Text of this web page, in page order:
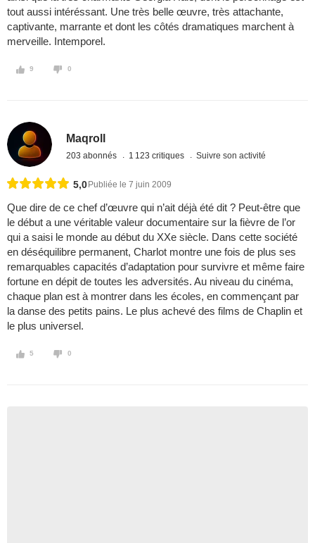
tout aussi intéréssant. Une très belle œuvre, très attachante,
captivante, marrante et dont les côtés dramatiques marchent à
merveille. Intemporel.
9 0
Maqroll
203 abonnés 1 123 critiques Suivre son activité
5,0 Publiée le 7 juin 2009
Que dire de ce chef d’œuvre qui n’ait déjà été dit ? Peut-être que
le début a une véritable valeur documentaire sur la fièvre de l’or
qui a saisi le monde au début du XXe siècle. Dans cette société
en déséquilibre permanent, Charlot montre une fois de plus ses
remarquables capacités d’adaptation pour survivre et même faire
fortune en dépit de toutes les adversités. Au niveau du cinéma,
chaque plan est à montrer dans les écoles, en commençant par
la danse des petits pains. Le plus achevé des films de Chaplin et
le plus universel.
5 0